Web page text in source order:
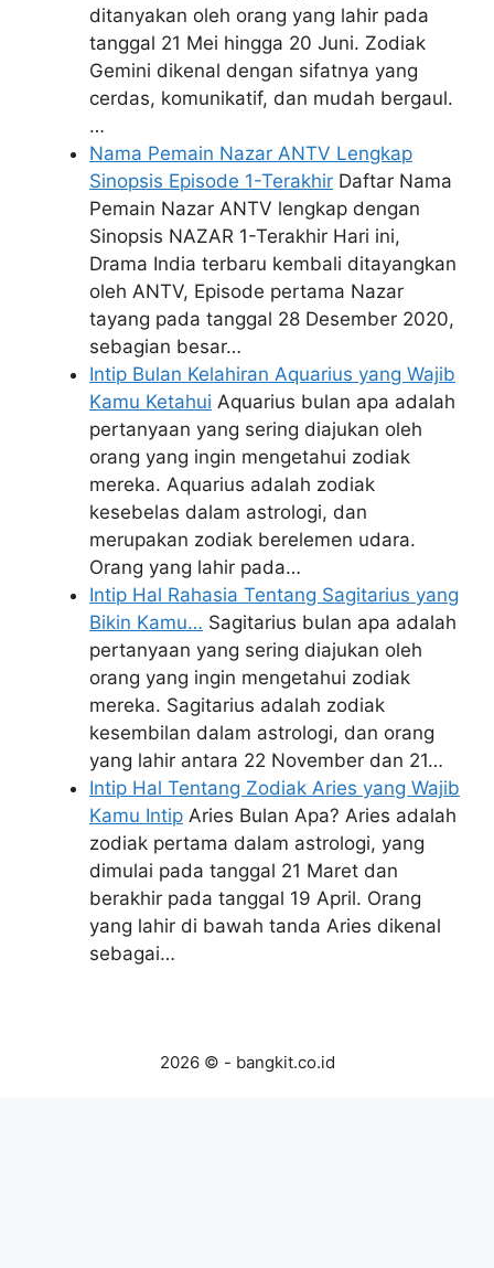
ditanyakan oleh orang yang lahir pada
tanggal 21 Mei hingga 20 Juni. Zodiak
Gemini dikenal dengan sifatnya yang
cerdas, komunikatif, dan mudah bergaul.
…
Nama Pemain Nazar ANTV Lengkap
Sinopsis Episode 1-Terakhir Daftar Nama
Pemain Nazar ANTV lengkap dengan
Sinopsis NAZAR 1-Terakhir Hari ini,
Drama India terbaru kembali ditayangkan
oleh ANTV, Episode pertama Nazar
tayang pada tanggal 28 Desember 2020,
sebagian besar…
Intip Bulan Kelahiran Aquarius yang Wajib
Kamu Ketahui Aquarius bulan apa adalah
pertanyaan yang sering diajukan oleh
orang yang ingin mengetahui zodiak
mereka. Aquarius adalah zodiak
kesebelas dalam astrologi, dan
merupakan zodiak berelemen udara.
Orang yang lahir pada…
Intip Hal Rahasia Tentang Sagitarius yang
Bikin Kamu… Sagitarius bulan apa adalah
pertanyaan yang sering diajukan oleh
orang yang ingin mengetahui zodiak
mereka. Sagitarius adalah zodiak
kesembilan dalam astrologi, dan orang
yang lahir antara 22 November dan 21…
Intip Hal Tentang Zodiak Aries yang Wajib
Kamu Intip Aries Bulan Apa? Aries adalah
zodiak pertama dalam astrologi, yang
dimulai pada tanggal 21 Maret dan
berakhir pada tanggal 19 April. Orang
yang lahir di bawah tanda Aries dikenal
sebagai…
2026 © - bangkit.co.id